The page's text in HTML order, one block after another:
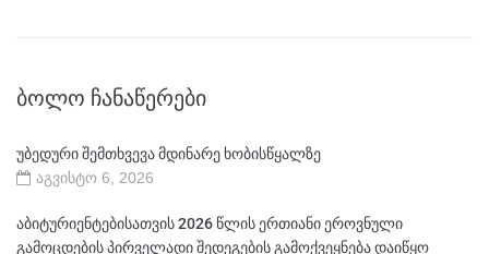
ᲑᲝᲚᲝ ᲩᲐᲜᲐᲬᲔᲠᲔᲑᲘ
უბედური შემთხვევა მდინარე ხობისწყალზე
აგვისტო 6, 2026
აბიტურიენტებისათვის 2026 წლის ერთიანი ეროვნული
გამოცდების პირველადი შედეგების გამოქვეყნება დაიწყო